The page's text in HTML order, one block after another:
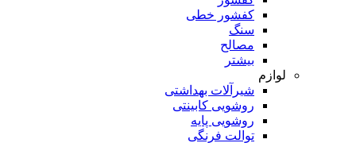
کفشور خطی
سنگ
مصالح
بیشتر
لوازم
شیرآلات بهداشتی
روشویی کابینتی
روشویی پایه
توالت فرنگی